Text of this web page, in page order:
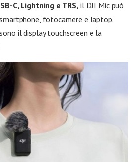
C, Lightning e TRS, il DJI Mic può
fotocamere e laptop.
il display touchscreen e la